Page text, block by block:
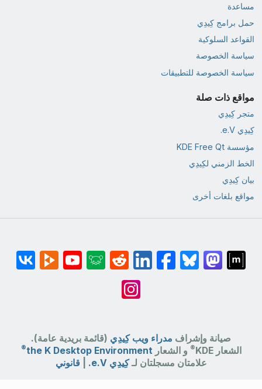
مساعدة
حمل برامج كِيدِي
القواعد السلوكية
سياسة الخصوصة
سياسة الخصوصة للتطبيقات
مواقع ذات صلة
متجر كِيدِي
كِيدِي e.V.
مؤسسة KDE Free Qt
الخط الزمني لكِيدِي
بيان كِيدِي
مواقع بلغات أخرى
صيانة وإشراف مدراء ويب كِيدِي (قائمة بريدية عامة).
الشعار KDE
® و الشعار the K Desktop Environment
®
علامتان مسجلتان لـكِيدِي e.V. قانوني